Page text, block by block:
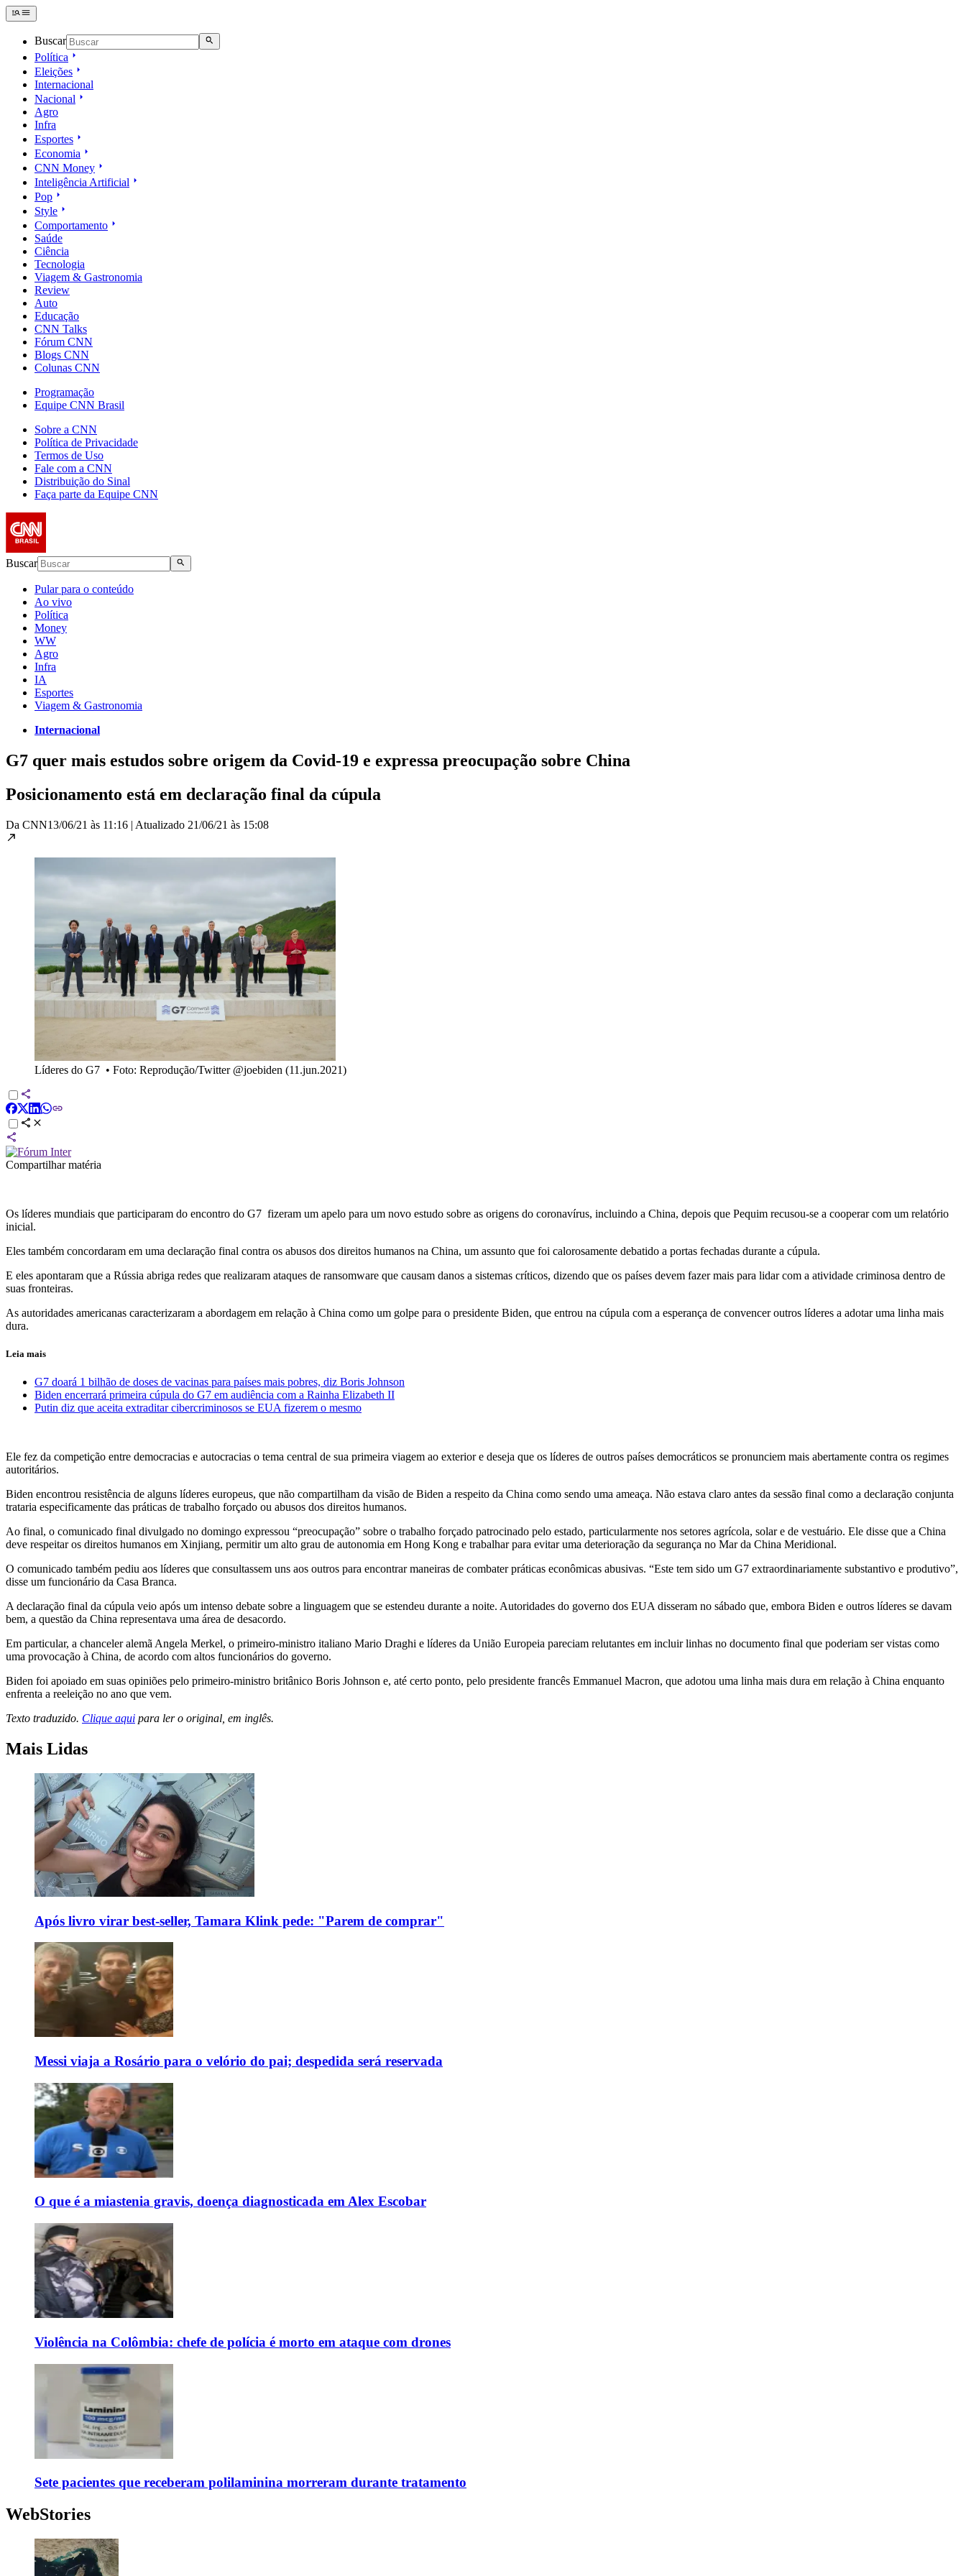
Buscar
Política
Eleições
Internacional
Nacional
Agro
Infra
Esportes
Economia
CNN Money
Inteligência Artificial
Pop
Style
Comportamento
Saúde
Ciência
Tecnologia
Viagem & Gastronomia
Review
Auto
Educação
CNN Talks
Fórum CNN
Blogs CNN
Colunas CNN
Programação
Equipe CNN Brasil
Sobre a CNN
Política de Privacidade
Termos de Uso
Fale com a CNN
Distribuição do Sinal
Faça parte da Equipe CNN
Buscar
Pular para o conteúdo
Ao vivo
Política
Money
WW
Agro
Infra
IA
Esportes
Viagem & Gastronomia
Internacional
G7 quer mais estudos sobre origem da Covid-19 e expressa preocupação sobre China
Posicionamento está em declaração final da cúpula
Da CNN13/06/21 às 11:16 | Atualizado 21/06/21 às 15:08
Líderes do G7 • Foto: Reprodução/Twitter @joebiden (11.jun.2021)
Compartilhar matéria
Os líderes mundiais que participaram do encontro do G7 fizeram um apelo para um novo estudo sobre as origens do coronavírus, incluindo a China, depois que Pequim recusou-se a cooperar com um relatório
inicial.
Eles também concordaram em uma declaração final contra os abusos dos direitos humanos na China, um assunto que foi calorosamente debatido a portas fechadas durante a cúpula.
E eles apontaram que a Rússia abriga redes que realizaram ataques de ransomware que causam danos a sistemas críticos, dizendo que os países devem fazer mais para lidar com a atividade criminosa dentro de
suas fronteiras.
As autoridades americanas caracterizaram a abordagem em relação à China como um golpe para o presidente Biden, que entrou na cúpula com a esperança de convencer outros líderes a adotar uma linha mais
dura.
Leia mais
G7 doará 1 bilhão de doses de vacinas para países mais pobres, diz Boris Johnson
Biden encerrará primeira cúpula do G7 em audiência com a Rainha Elizabeth II
Putin diz que aceita extraditar cibercriminosos se EUA fizerem o mesmo
Ele fez da competição entre democracias e autocracias o tema central de sua primeira viagem ao exterior e deseja que os líderes de outros países democráticos se pronunciem mais abertamente contra os regimes
autoritários.
Biden encontrou resistência de alguns líderes europeus, que não compartilham da visão de Biden a respeito da China como sendo uma ameaça. Não estava claro antes da sessão final como a declaração conjunta
trataria especificamente das práticas de trabalho forçado ou abusos dos direitos humanos.
Ao final, o comunicado final divulgado no domingo expressou “preocupação” sobre o trabalho forçado patrocinado pelo estado, particularmente nos setores agrícola, solar e de vestuário. Ele disse que a China
deve respeitar os direitos humanos em Xinjiang, permitir um alto grau de autonomia em Hong Kong e trabalhar para evitar uma deterioração da segurança no Mar da China Meridional.
O comunicado também pediu aos líderes que consultassem uns aos outros para encontrar maneiras de combater práticas econômicas abusivas. “Este tem sido um G7 extraordinariamente substantivo e produtivo”,
disse um funcionário da Casa Branca.
A declaração final da cúpula veio após um intenso debate sobre a linguagem que se estendeu durante a noite. Autoridades do governo dos EUA disseram no sábado que, embora Biden e outros líderes se davam
bem, a questão da China representava uma área de desacordo.
Em particular, a chanceler alemã Angela Merkel, o primeiro-ministro italiano Mario Draghi e líderes da União Europeia pareciam relutantes em incluir linhas no documento final que poderiam ser vistas como
uma provocação à China, de acordo com altos funcionários do governo.
Biden foi apoiado em suas opiniões pelo primeiro-ministro britânico Boris Johnson e, até certo ponto, pelo presidente francês Emmanuel Macron, que adotou uma linha mais dura em relação à China enquanto
enfrenta a reeleição no ano que vem.
Texto traduzido. Clique aqui para ler o original, em inglês.
Mais Lidas
Após livro virar best-seller, Tamara Klink pede: "Parem de comprar"
Messi viaja a Rosário para o velório do pai; despedida será reservada
O que é a miastenia gravis, doença diagnosticada em Alex Escobar
Violência na Colômbia: chefe de polícia é morto em ataque com drones
Sete pacientes que receberam polilaminina morreram durante tratamento
WebStories